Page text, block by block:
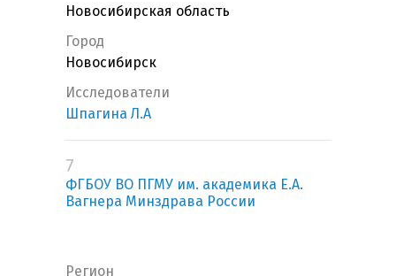
Новосибирская область
Город
Новосибирск
Исследователи
Шпагина Л.А
7
ФГБОУ ВО ПГМУ им. академика Е.А.
Вагнера Минздрава России
Регион